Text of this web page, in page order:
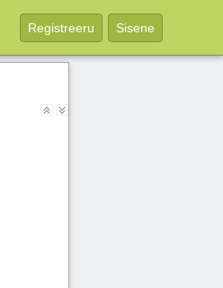
Sisene
Registreeru